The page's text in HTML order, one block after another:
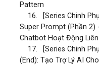
Pattern
16.
[Series Chinh
Super Prompt (Phần 2)
Chatbot Hoạt Động
17.
[Series Chinh
(End): Tạo Trợ Lý AI